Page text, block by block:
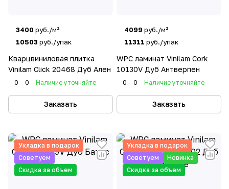
3400 руб./м²
10503 руб./упак
Кварцвиниловая плитка
Vinilam Click 20468 Дуб Ален
0 0 Наличие уточняйте
Заказать
4099 руб./м²
11311 руб./упак
WPC ламинат Vinilam Cork
10130V Дуб Антверпен
0 0 Наличие уточняйте
Заказать
Укладка в подарок
Советуем
Скидка за объем
Укладка в подарок
Советуем
Новинка
Скидка за объем